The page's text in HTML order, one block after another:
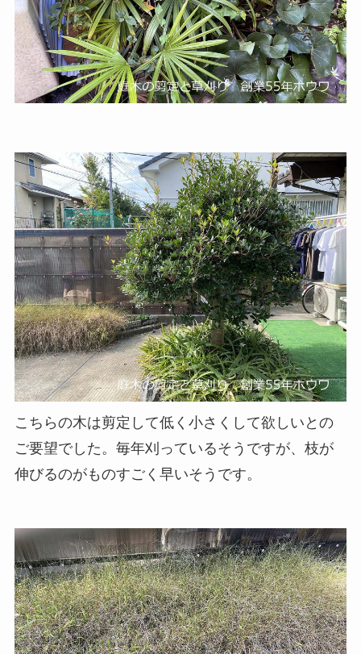
こちらの木は剪定して低く小さくして欲しいとの
ご要望でした。毎年刈っているそうですが、枝が
伸びるのがものすごく早いそうです。